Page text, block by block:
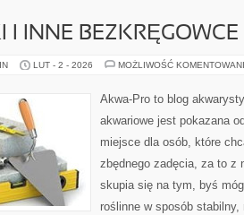
I INNE BEZKRĘGOWCE
LUT - 2 - 2026 MOŻLIWOŚĆ
Akwa-Pro to blog
akwariowe jest pokazana
miejsce dla osób, które
zbędnego zadęcia, za to z
skupia się na tym, byś
roślinne w sposób